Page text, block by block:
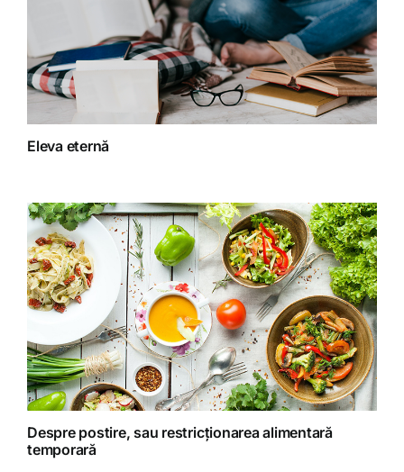
Fără categorie
Homeopatie
Retete fructariene
Retete preparate
Retete Raw (nepreparate termic)
Eleva eternă
Despre postire, sau restricționarea alimentară
temporară